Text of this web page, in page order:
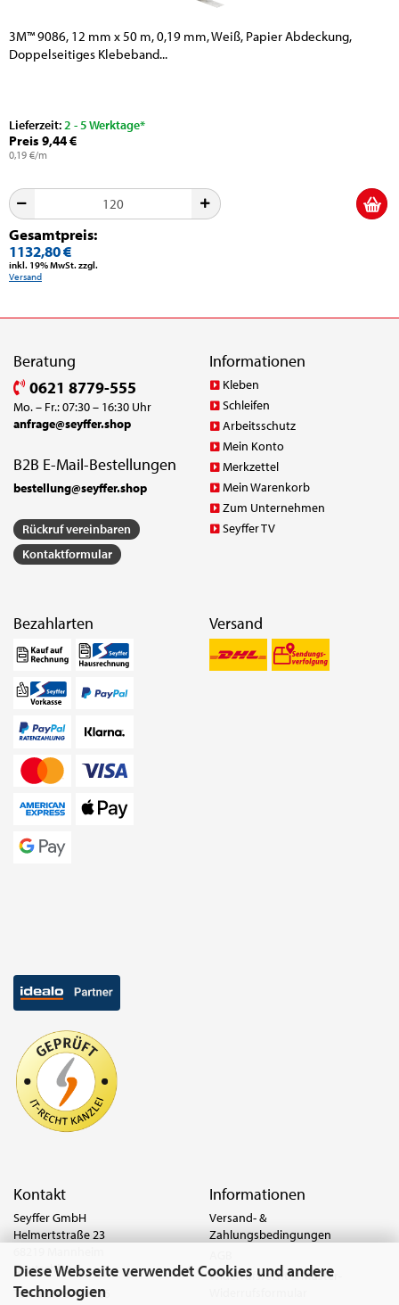
Diese Webseite verwendet Cookies und andere
Technologien
3M™ 9086, 12 mm x 50 m, 0,19 mm, Weiß, Papier Abdeckung,
Doppelseitiges Klebeband...
Lieferzeit:2 - 5 Werktage*
Preis 9,44 €
0,19 €/m
Gesamtpreis:
1132,80 €
inkl. 19% MwSt. zzgl.
Versand
Beratung
0621 8779-555
Mo. – Fr.: 07:30 – 16:30 Uhr
anfrage@seyffer.shop
B2B E-Mail-Bestellungen
bestellung@seyffer.shop
Rückruf vereinbaren
Kontaktformular
Informationen
Kleben
Schleifen
Arbeitsschutz
Mein Konto
Merkzettel
Mein Warenkorb
Zum Unternehmen
Seyffer TV
Bezahlarten Versand
Kontakt
Seyffer GmbH
Helmertstraße 23
Deutschland
Tel.:0621 8779-555
Informationen
Versand- &
Zahlungsbedingungen
Widerrufsrecht & Muster-